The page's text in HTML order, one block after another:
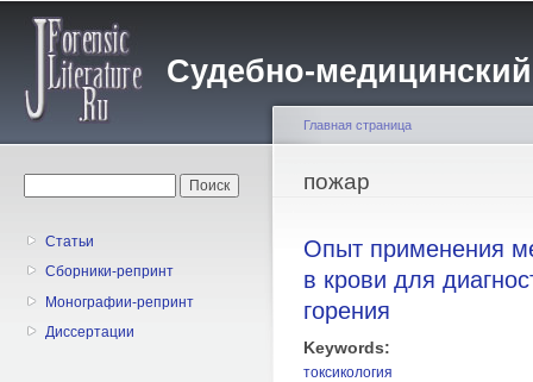
Судебно-
Статьи
Сборники-репринт
Монографии-репринт
Диссертации
Вы здесь
Главная страница
пожар
Опыт применения
в крови для
горения
Keywords:
токсикология